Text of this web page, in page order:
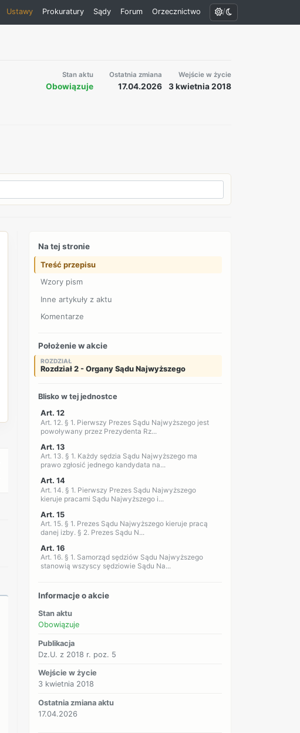
Ustawy Prokuratury Sądy Forum Orzecznictwo /
Stan aktu
Obowiązuje
Ostatnia zmiana
17.04.2026
Wejście w życie
3 kwietnia 2018
Na tej stronie
Treść przepisu
Wzory pism
Inne artykuły z aktu
Komentarze
Położenie w akcie
ROZDZIAŁ
Rozdział 2 - Organy Sądu Najwyższego
Blisko w tej jednostce
Art. 12
Art. 12. § 1. Pierwszy Prezes Sądu Najwyższego jest
powoływany przez Prezydenta Rz...
Art. 13
Art. 13. § 1. Każdy sędzia Sądu Najwyższego ma
prawo zgłosić jednego kandydata na...
Art. 14
Art. 14. § 1. Pierwszy Prezes Sądu Najwyższego
kieruje pracami Sądu Najwyższego i...
Art. 15
Art. 15. § 1. Prezes Sądu Najwyższego kieruje pracą
danej izby. § 2. Prezes Sądu N...
Art. 16
Art. 16. § 1. Samorząd sędziów Sądu Najwyższego
stanowią wszyscy sędziowie Sądu Na...
Informacje o akcie
Stan aktu
Obowiązuje
Publikacja
Dz.U. z 2018 r. poz. 5
Wejście w życie
3 kwietnia 2018
Ostatnia zmiana aktu
17.04.2026